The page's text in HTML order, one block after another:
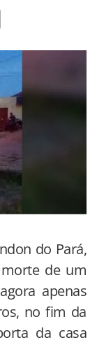
do Pará,
de um
apenas
no fim da
da casa